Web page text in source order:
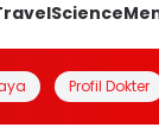
Science
Profil Dokter